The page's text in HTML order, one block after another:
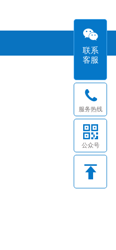
联系
客服
服务热线
公众号